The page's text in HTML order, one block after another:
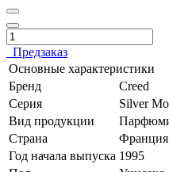
Предзаказ
Основные характеристики
Бренд
Creed
Серия
Silver
Вид продукции
Страна
Франция
Год начала выпуска 1995